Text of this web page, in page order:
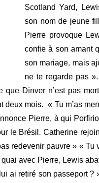
Scotland Yard,
son nom de jeune
Pierre provoque
confie à son amant
son mariage, mais
ne te regarde pas
que Dinver n’est pas
deux mois. « Tu m’as
Pierre, à qui
le Brésil. Catherine
redevenir pauvre » «
avec Pierre, Lewis
ai retiré son passeport ?